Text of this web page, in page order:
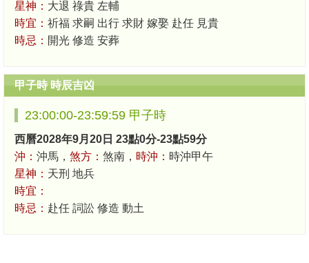
星神： 大退 祿貴 左輔
時宜： 祈福 求嗣 出行 求財 嫁娶 赴任 見貴
時忌： 開光 修造 安葬
甲子時 時辰吉凶
23:00:00-23:59:59 甲子時
西曆2028年9月20日 23點0分-23點59分
沖： 沖馬， 煞方： 煞南， 時沖： 時沖甲午
星神： 天刑 地兵
時宜：
時忌： 赴任 詞訟 修造 動土